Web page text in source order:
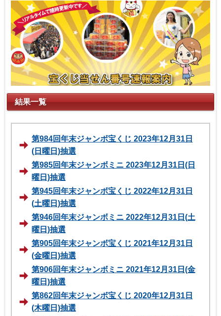
結果一覧
第984回年末ジャンボ宝くじ 2023年12月31日
(日曜日)抽選
第985回年末ジャンボミニ 2023年12月31日(日
曜日)抽選
第945回年末ジャンボ宝くじ 2022年12月31日
(土曜日)抽選
第946回年末ジャンボミニ 2022年12月31日(土
曜日)抽選
第905回年末ジャンボ宝くじ 2021年12月31日
(金曜日)抽選
第906回年末ジャンボミニ 2021年12月31日(金
曜日)抽選
第862回年末ジャンボ宝くじ 2020年12月31日
(木曜日)抽選